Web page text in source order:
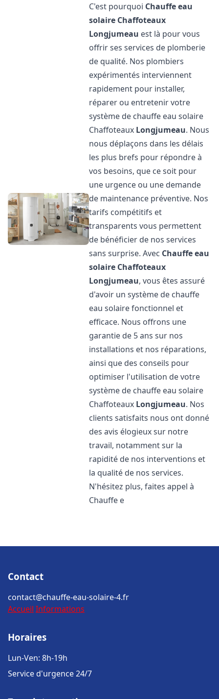
C'est pourquoi Chauffe eau
solaire Chaffoteaux
Longjumeau est là pour vous
offrir ses services de plomberie
de qualité. Nos plombiers
expérimentés interviennent
rapidement pour installer,
réparer ou entretenir votre
système de chauffe eau solaire
Chaffoteaux Longjumeau. Nous
nous déplaçons dans les délais
les plus brefs pour répondre à
vos besoins, que ce soit pour
une urgence ou une demande
de maintenance préventive. Nos
tarifs compétitifs et
transparents vous permettent
de bénéficier de nos services
sans surprise. Avec Chauffe eau
solaire Chaffoteaux
Longjumeau, vous êtes assuré
d'avoir un système de chauffe
eau solaire fonctionnel et
efficace. Nous offrons une
garantie de 5 ans sur nos
installations et nos réparations,
ainsi que des conseils pour
optimiser l'utilisation de votre
système de chauffe eau solaire
Chaffoteaux Longjumeau. Nos
clients satisfaits nous ont donné
des avis élogieux sur notre
travail, notamment sur la
rapidité de nos interventions et
la qualité de nos services.
N'hésitez plus, faites appel à
Chauffe e
Contact
contact@chauffe-eau-solaire-4.fr
Accueil Informations
Horaires
Lun-Ven: 8h-19h
Service d'urgence 24/7